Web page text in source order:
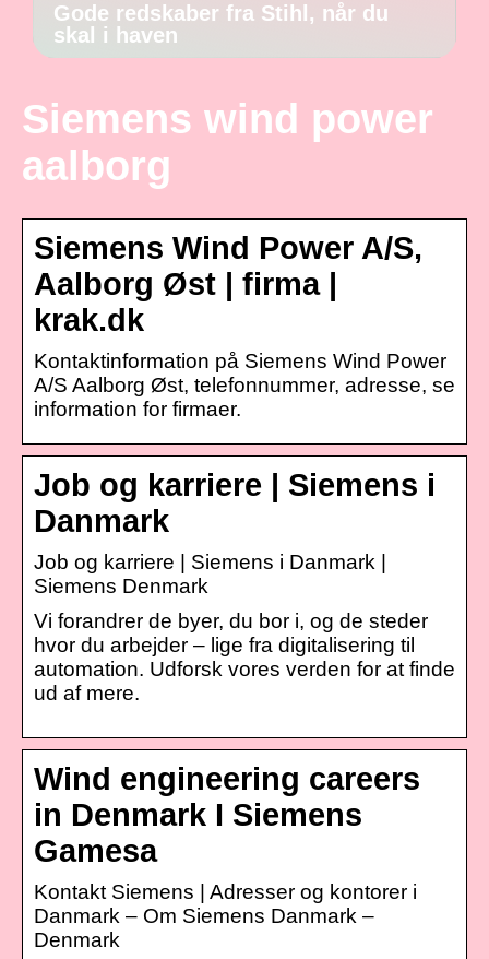
Gode redskaber fra Stihl, når du
skal i haven
Siemens wind power
aalborg
Siemens Wind Power A/S,
Aalborg Øst | firma |
krak.dk
Kontaktinformation på Siemens Wind Power
A/S Aalborg Øst, telefonnummer, adresse, se
information for firmaer.
Job og karriere | Siemens i
Danmark
Job og karriere | Siemens i Danmark |
Siemens Denmark
Vi forandrer de byer, du bor i, og de steder
hvor du arbejder – lige fra digitalisering til
automation. Udforsk vores verden for at finde
ud af mere.
Wind engineering careers
in Denmark I Siemens
Gamesa
Kontakt Siemens | Adresser og kontorer i
Danmark – Om Siemens Danmark –
Denmark